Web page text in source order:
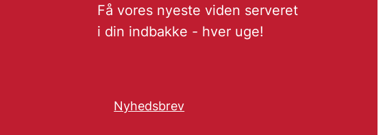
Få vores nyeste viden serveret
i din indbakke - hver uge!
Nyhedsbrev